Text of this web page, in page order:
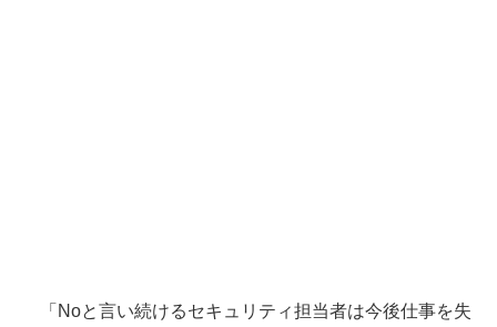
「Noと言い続けるセキュリティ担当者は今後仕事を失